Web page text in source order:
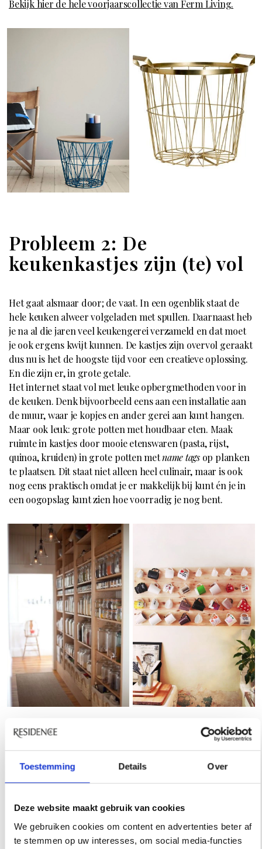
Toestemming Details Over
Deze website maakt gebruik van cookies
We gebruiken cookies om content en advertenties beter af
te stemmen op uw interesses, om social media-functies
Bekijk hier de hele voorjaarscollectie van Ferm Living.
Probleem 2: De
keukenkastjes zijn (te) vol
Het gaat alsmaar door; de vaat. In een ogenblik staat de
hele keuken alweer volgeladen met spullen. Daarnaast heb
je na al die jaren veel keukengerei verzameld en dat moet
je ook ergens kwijt kunnen. De kastjes zijn overvol geraakt
dus nu is het de hoogste tijd voor een creatieve oplossing.
En die zijn er, in grote getale.
Het internet staat vol met leuke opbergmethoden voor in
de keuken. Denk bijvoorbeeld eens aan een installatie aan
de muur, waar je kopjes en ander gerei aan kunt hangen.
Maar ook leuk: grote potten met houdbaar eten. Maak
ruimte in kastjes door mooie etenswaren (pasta, rijst,
quinoa, kruiden) in grote potten metname tagsop planken
te plaatsen. Dit staat niet alleen heel culinair, maar is ook
nog eens praktisch omdat je er makkelijk bij kunt én je in
een oogopslag kunt zien hoe voorradig je nog bent.
Probleem 3: Te veel
schoenen, te weinig plek
veelvuldig. Al dat draagplezier brengt echter een
probleem met zich mee; want waar laat je ze? Speciaal